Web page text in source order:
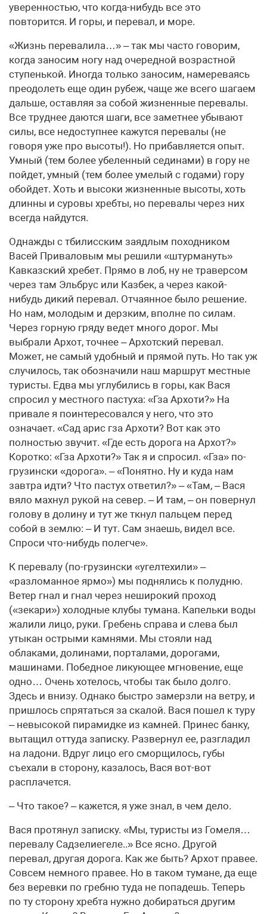
уверенностью, что когда-нибудь все это
повторится. И горы, и перевал, и море.
«Жизнь перевалила…» – так мы часто говорим,
когда заносим ногу над очередной возрастной
ступенькой. Иногда только заносим, намереваясь
преодолеть еще один рубеж, чаще же всего шагаем
дальше, оставляя за собой жизненные перевалы.
Все труднее даются шаги, все заметнее убывают
силы, все недоступнее кажутся перевалы (не
говоря уже про высоты!). Но прибавляется опыт.
Умный (тем более убеленный сединами) в гору не
пойдет, умный (тем более умелый с годами) гору
обойдет. Хоть и высоки жизненные высоты, хоть
длинны и суровы хребты, но перевалы через них
всегда найдутся.
Однажды с тбилисским заядлым походником
Васей Приваловым мы решили «штурмануть»
Кавказский хребет. Прямо в лоб, ну не траверсом
через там Эльбрус или Казбек, а через какой-
нибудь дикий перевал. Отчаянное было решение.
Но нам, молодым и дерзким, вполне по силам.
Через горную гряду ведет много дорог. Мы
выбрали Архот, точнее – Архотский перевал.
Может, не самый удобный и прямой путь. Но так уж
случилось, так обозначили наш маршрут местные
туристы. Едва мы углубились в горы, как Вася
спросил у местного пастуха: «Гза Архоти?» На
привале я поинтересовался у него, что это
означает. «Сад арис гза Архоти? Вот как это
полностью звучит. «Где есть дорога на Архот?»
Коротко: «Гза Архоти?» Так я и спросил. «Гза» по-
грузински «дорога». – «Понятно. Ну и куда нам
завтра идти? Что пастух ответил?» – «Там, – Вася
вяло махнул рукой на север. – И там, – он повернул
голову в долину и тут же ткнул пальцем перед
собой в землю: – И тут. Сам знаешь, видел все.
Спроси что-нибудь полегче».
К перевалу (по-грузински «угелтехили» –
«разломанное ярмо») мы поднялись к полу­дню.
Ветер гнал и гнал через неширокий проход
(«зекари») холодные клубы тумана. Капельки воды
жалили лицо, руки. Гребень справа и слева был
утыкан острыми камнями. Мы стояли над
облаками, долинами, порталами, дорогами,
машинами. Победное ликующее мгновение, еще
одно… Очень хотелось, чтобы так было долго.
Здесь и внизу. Однако быстро замерзли на ветру, и
пришлось спрятаться за скалой. Вася пошел к туру
– невысокой пирамидке из камней. Принес банку,
вытащил оттуда записку. Развернул ее, разгладил
на ладони. Вдруг лицо его сморщилось, губы
съехали в сторону, казалось, Вася вот-вот
расплачется.
– Что такое? – кажется, я уже знал, в чем дело.
Вася протянул записку. «Мы, туристы из Гомеля…
перевалу Садзелиегеле..» Все ясно. Другой
перевал, другая дорога. Как же быть? Архот правее.
Совсем немного правее. Но в таком тумане, да еще
без веревки по гребню туда не попадешь. Теперь
по ту сторону хребта нужно добираться другим